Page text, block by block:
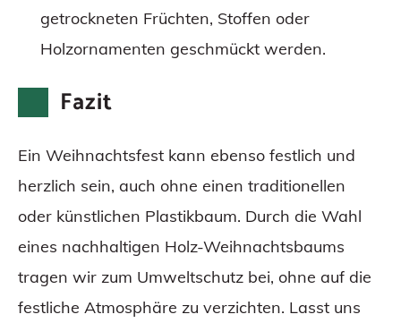
getrockneten Früchten, Stoffen oder
Holzornamenten geschmückt werden.
Fazit
Ein Weihnachtsfest kann ebenso festlich und
herzlich sein, auch ohne einen traditionellen
oder künstlichen Plastikbaum. Durch die Wahl
eines nachhaltigen Holz-Weihnachtsbaums
tragen wir zum Umweltschutz bei, ohne auf die
festliche Atmosphäre zu verzichten. Lasst uns